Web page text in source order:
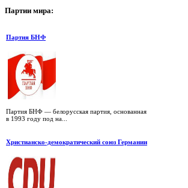
Партии мира:
Партия БНФ
Партия БНФ — белорусская партия, основанная
в 1993 году под на...
Христианско-демократический союз Германии